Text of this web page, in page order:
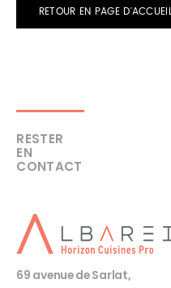
RETOUR EN PAGE D'ACCUEIL
RESTER
EN
CONTACT
69 avenue de Sarlat,